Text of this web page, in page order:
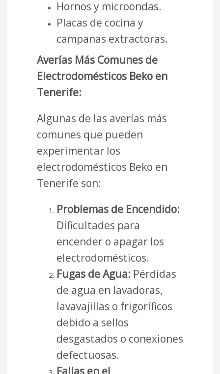
Hornos y microondas.
Placas de cocina y
campanas extractoras.
Averías Más Comunes de
Electrodomésticos Beko en
Tenerife:
Algunas de las averías más
comunes que pueden
experimentar los
electrodomésticos Beko en
Tenerife son:
Problemas de Encendido:
Dificultades para
encender o apagar los
electrodomésticos.
Fugas de Agua: Pérdidas
de agua en lavadoras,
lavavajillas o frigoríficos
debido a sellos
desgastados o conexiones
defectuosas.
Fallas en el